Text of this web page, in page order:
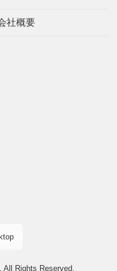
社概要
Rights Reserved.